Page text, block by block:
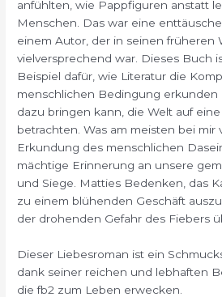
anfühlten, wie Pappfiguren anstatt
Menschen. Das war eine
einem Autor, der in seinen früheren
vielversprechend war. Dieses Buch
Beispiel dafür, wie Literatur die
menschlichen Bedingung erkunden
dazu bringen kann, die Welt auf
betrachten. Was am meisten bei mir
Erkundung des menschlichen
mächtige Erinnerung an unsere
und Siege. Matties Bedenken, das
zu einem blühenden Geschäft
der drohenden Gefahr des Fiebers
Dieser Liebesroman ist ein
dank seiner reichen und lebhaften
die fb2 zum Leben erwecken.